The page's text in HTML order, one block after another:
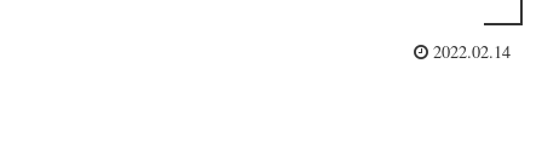
2022.02.14